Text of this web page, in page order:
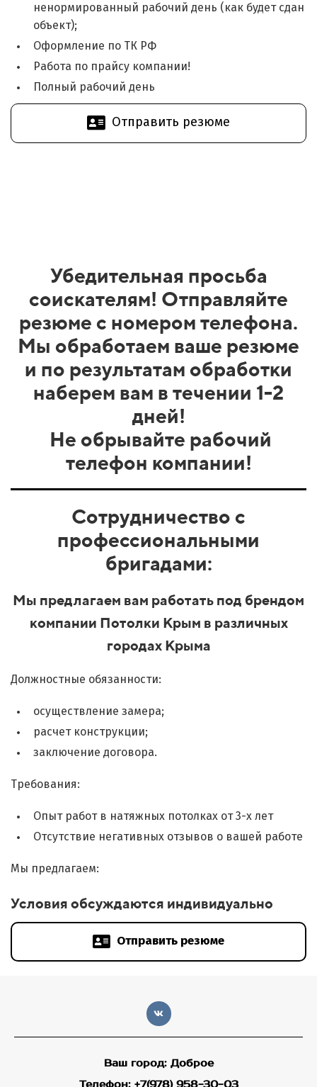
ненормированный рабочий день (как будет сдан
объект);
Оформление по ТК РФ
Работа по прайсу компании!
Полный рабочий день
Отправить резюме
Убедительная просьба
соискателям! Отправляйте
резюме с номером телефона.
Мы обработаем ваше резюме
и по результатам обработки
наберем вам в течении 1-2
дней!
Не обрывайте рабочий
телефон компании!
Сотрудничество с
профессиональными
бригадами:
Мы предлагаем вам работать под брендом
компании Потолки Крым в различных
городах Крыма
Должностные обязанности:
осуществление замера;
расчет конструкции;
заключение договора.
Требования:
Опыт работ в натяжных потолках от 3-х лет
Отсутствие негативных отзывов о вашей работе
Мы предлагаем:
Условия обсуждаются индивидуально
Отправить резюме
Ваш город: Доброе